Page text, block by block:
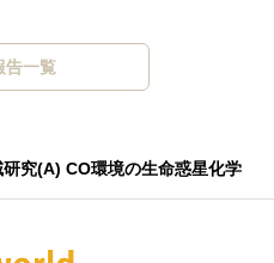
告一覧
究(A) CO環境の生命惑星化学